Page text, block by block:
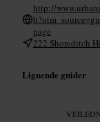
http://
page
222 Shoreditch
Lignende guider